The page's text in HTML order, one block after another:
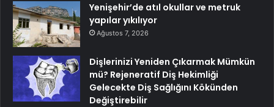
Yenişehir’de atıl okullar ve metruk
yapılar yıkılıyor
Ağustos 7, 2026
Dişlerinizi Yeniden Çıkarmak Mümkün
mü? Rejeneratif Diş Hekimliği
Gelecekte Diş Sağlığını Kökünden
Değiştirebilir